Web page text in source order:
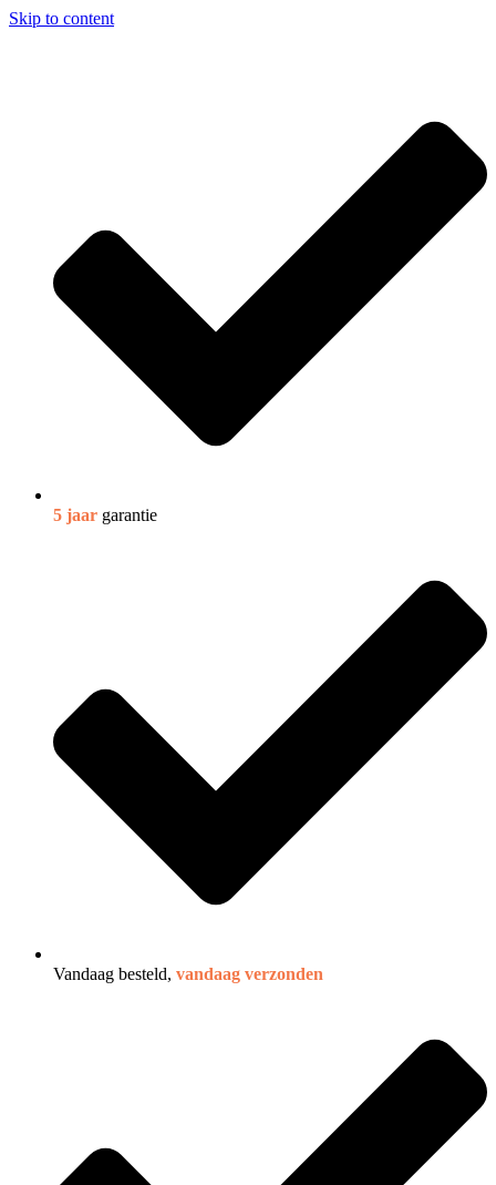
Skip to content
5 jaar garantie
Vandaag besteld, vandaag verzonden